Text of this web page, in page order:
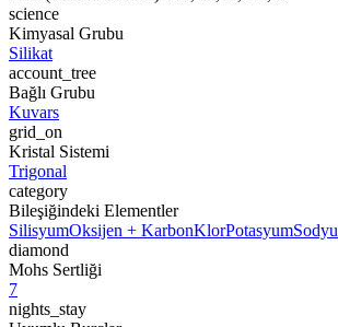
science
Kimyasal Grubu
Silikat
account_tree
Bağlı Grubu
Kuvars
grid_on
Kristal Sistemi
Trigonal
category
Bileşiğindeki Elementler
SilisyumOksijen + KarbonKlorPotasyum
diamond
Mohs Sertliği
7
nights_stay